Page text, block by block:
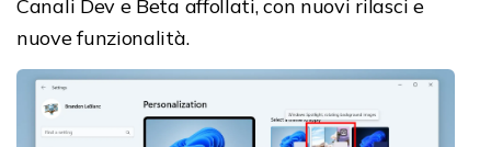
Canali Dev e Beta affollati, con nuovi rilasci e
nuove funzionalità.